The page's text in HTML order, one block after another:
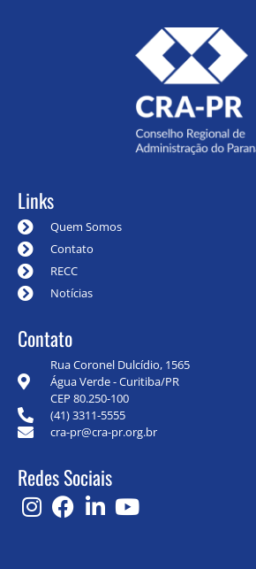
Links
Quem Somos
Contato
RECC
Notícias
Contato
Rua Coronel Dulcídio, 1565
Água Verde - Curitiba/PR
CEP 80.250-100
(41) 3311-5555
cra-pr@cra-pr.org.br
Redes Sociais